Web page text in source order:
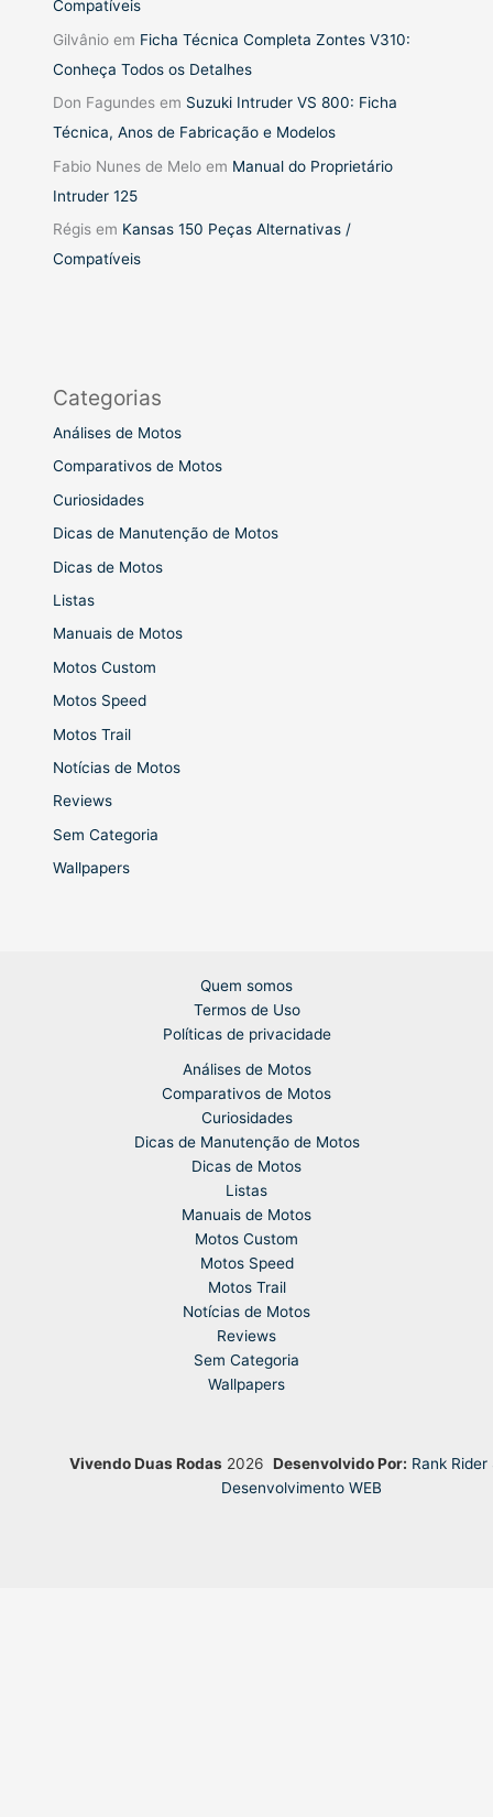
Compatíveis
Gilvânio em Ficha Técnica Completa Zontes V310:
Conheça Todos os Detalhes
Don Fagundes em Suzuki Intruder VS 800: Ficha
Técnica, Anos de Fabricação e Modelos
Fabio Nunes de Melo em Manual do Proprietário
Intruder 125
Régis em Kansas 150 Peças Alternativas /
Compatíveis
Categorias
Análises de Motos
Comparativos de Motos
Curiosidades
Dicas de Manutenção de Motos
Dicas de Motos
Listas
Manuais de Motos
Motos Custom
Motos Speed
Motos Trail
Notícias de Motos
Reviews
Sem Categoria
Wallpapers
Quem somos
Termos de Uso
Políticas de privacidade
Análises de Motos
Comparativos de Motos
Curiosidades
Dicas de Manutenção de Motos
Dicas de Motos
Listas
Manuais de Motos
Motos Custom
Motos Speed
Motos Trail
Notícias de Motos
Reviews
Sem Categoria
Wallpapers
Vivendo Duas Rodas2026 Desenvolvido Por: Rank Rider
Desenvolvimento WEB